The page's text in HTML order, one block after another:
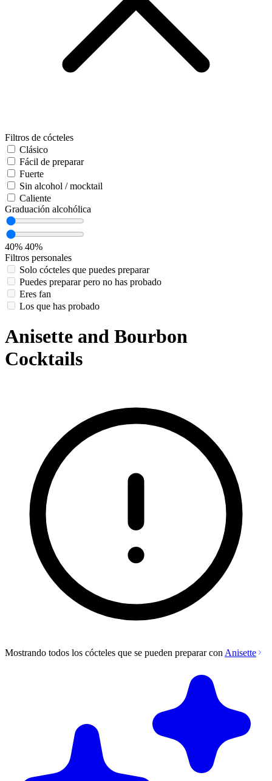
Filtros de cócteles
Clásico
Fácil de preparar
Fuerte
Sin alcohol / mocktail
Caliente
Graduación alcohólica
40% 40%
Filtros personales
Solo cócteles que puedes preparar
Puedes preparar pero no has probado
Eres fan
Los que has probado
Anisette and Bourbon
Cocktails
Mostrando todos los cócteles que se pueden preparar con Anisette